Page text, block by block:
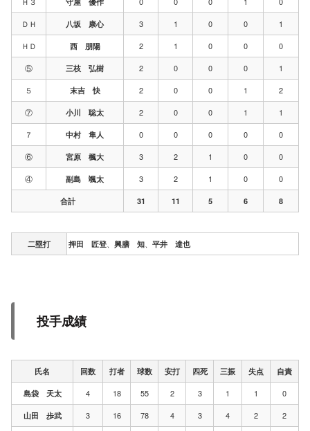
ＤＨ
八坂 康心 3 1 0 0
1
ＨＤ
西 朋陽 2 1 0 0
0
⑤
三枝 弘樹 2 0 0 0
1
５
末吉 快 2 0 0 1
2
⑦
小川 聡太 2 0 0 1
1
７
中村 隼人 0 0 0 0
0
⑥
宮原 楓大 3 2 1 0
0
④
副島 颯太 3 2 1 0 0
合計 31 11 5 6 8
二塁打 押田 匠登 興膳 知 平井 達也
投手成績
氏名 回数 打者 球数 安打 四死 三振 失点 自責
島袋 天太 4 18 55 2 3 1 1 0
山田 歩武 3 16 78 4 3 4 2 2